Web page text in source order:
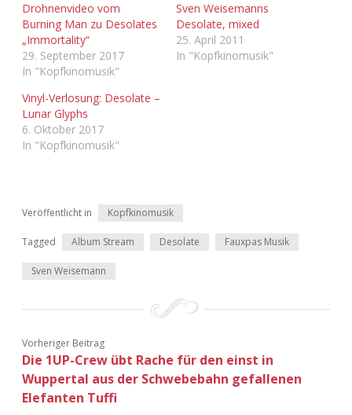
Drohnenvideo vom
Burning Man zu Desolates
„Immortality“
29. September 2017
In "Kopfkinomusik"
Sven Weisemanns
Desolate, mixed
25. April 2011
In "Kopfkinomusik"
Vinyl-Verlosung: Desolate –
Lunar Glyphs
6. Oktober 2017
In "Kopfkinomusik"
Veröffentlicht in Kopfkinomusik
Tagged Album Stream Desolate Fauxpas Musik
Sven Weisemann
Vorheriger Beitrag
Die 1UP-Crew übt Rache für den einst in
Wuppertal aus der Schwebebahn gefallenen
Elefanten Tuffi